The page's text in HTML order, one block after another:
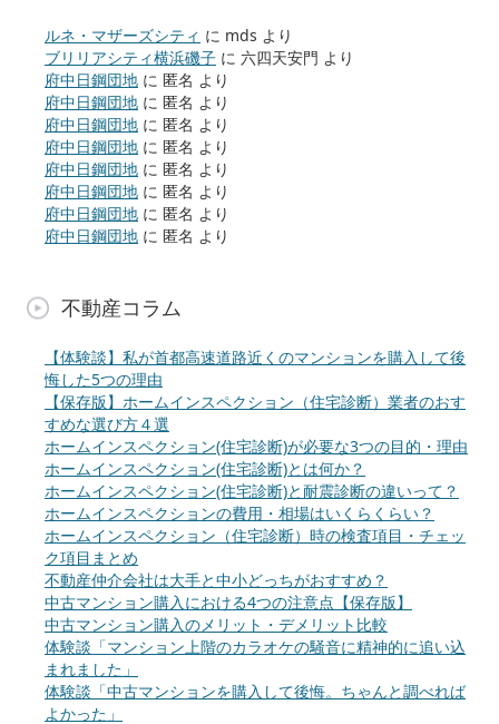
ルネ・マザーズシティ に mds より
ブリリアシティ横浜磯子 に 六四天安門 より
府中日鋼団地 に 匿名 より
府中日鋼団地 に 匿名 より
府中日鋼団地 に 匿名 より
府中日鋼団地 に 匿名 より
府中日鋼団地 に 匿名 より
府中日鋼団地 に 匿名 より
府中日鋼団地 に 匿名 より
府中日鋼団地 に 匿名 より
不動産コラム
【体験談】私が首都高速道路近くのマンションを購入して後
悔した5つの理由
【保存版】ホームインスペクション（住宅診断）業者のおす
すめな選び方４選
ホームインスペクション(住宅診断)が必要な3つの目的・理由
ホームインスペクション(住宅診断)とは何か？
ホームインスペクション(住宅診断)と耐震診断の違いって？
ホームインスペクションの費用・相場はいくらくらい？
ホームインスペクション（住宅診断）時の検査項目・チェッ
ク項目まとめ
不動産仲介会社は大手と中小どっちがおすすめ？
中古マンション購入における4つの注意点【保存版】
中古マンション購入のメリット・デメリット比較
体験談「マンション上階のカラオケの騒音に精神的に追い込
まれました」
体験談「中古マンションを購入して後悔。ちゃんと調べれば
よかった」